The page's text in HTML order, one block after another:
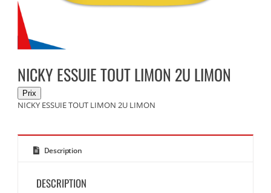
NICKY ESSUIE TOUT LIMON 2U LIMON
NICKY ESSUIE TOUT LIMON 2U LIMON
Description
DESCRIPTION